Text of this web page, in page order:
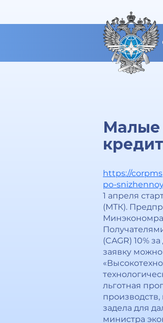
Малые
https://
po-
1 апреля
(МТК).
(CAGR) 10%
заявку
льготная
задела для
министра